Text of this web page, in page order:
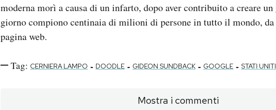
moderna morì a causa di un infarto, dopo aver contribuito a creare un
giorno compiono centinaia di milioni di persone in tutto il mondo, da
pagina web.
Tag: CERNIERA LAMPO - DOODLE - GIDEON SUNDBACK - GOOGLE - STATI UNITI
Mostra i commenti